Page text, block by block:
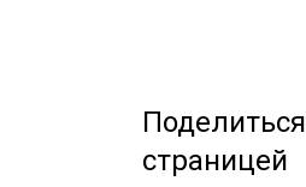
Поделиться
страницей